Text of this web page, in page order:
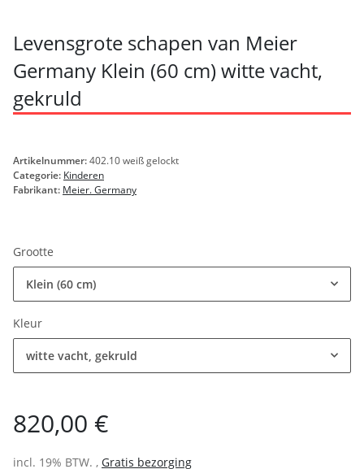
Levensgrote schapen van Meier
Germany Klein (60 cm) witte vacht,
gekruld
Artikelnummer:402.10 weiß gelockt
Categorie: Kinderen
Fabrikant: Meier. Germany
Grootte
Klein (60 cm)
Kleur
witte vacht, gekruld
820,00 €
incl. 19% BTW. , Gratis bezorging